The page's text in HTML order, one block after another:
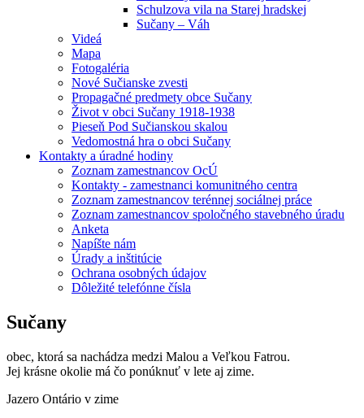
Schulzova vila na Starej hradskej
Sučany – Váh
Videá
Mapa
Fotogaléria
Nové Sučianske zvesti
Propagačné predmety obce Sučany
Život v obci Sučany 1918-1938
Pieseň Pod Sučianskou skalou
Vedomostná hra o obci Sučany
Kontakty a úradné hodiny
Zoznam zamestnancov OcÚ
Kontakty - zamestnanci komunitného centra
Zoznam zamestnancov terénnej sociálnej práce
Zoznam zamestnancov spoločného stavebného úradu
Anketa
Napíšte nám
Úrady a inštitúcie
Ochrana osobných údajov
Dôležité telefónne čísla
Sučany
obec, ktorá sa nachádza medzi Malou a Veľkou Fatrou.
Jej krásne okolie má čo ponúknuť v lete aj zime.
Jazero Ontário v zime